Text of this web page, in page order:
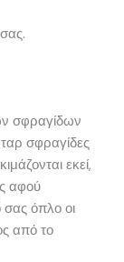
σφραγίδων
σφραγίδες
εκεί,
αφού
σας όπλο οι
από το